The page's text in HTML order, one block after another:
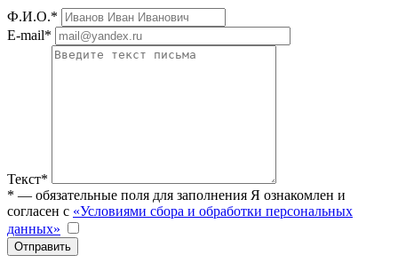
Ф.И.О.*
E-mail*
Текст*
* — обязательные поля для заполнения Я ознакомлен и
согласен с «Условиями сбора и обработки персональных
данных»
Отправить